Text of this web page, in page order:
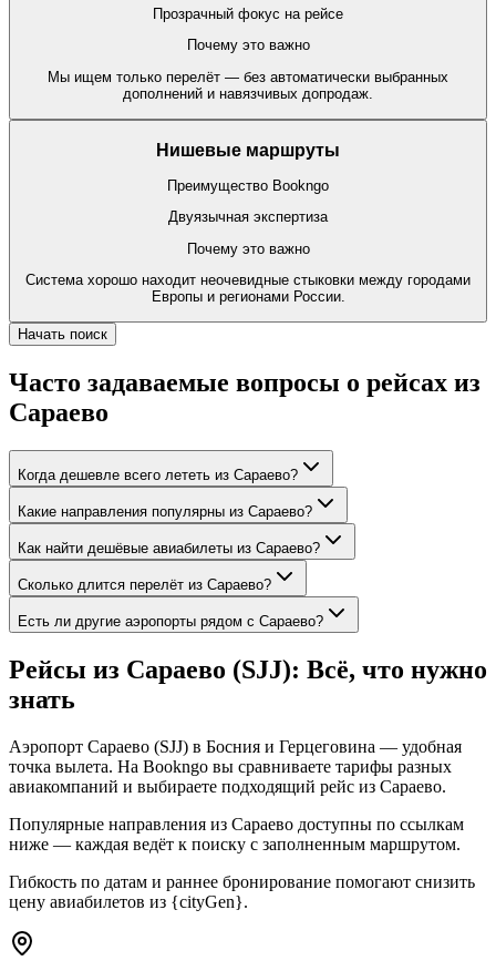
Прозрачный фокус на рейсе
Почему это важно
Мы ищем только перелёт — без автоматически выбранных
дополнений и навязчивых допродаж.
Нишевые маршруты
Преимущество Bookngo
Двуязычная экспертиза
Почему это важно
Система хорошо находит неочевидные стыковки между городами
Европы и регионами России.
Начать поиск
Часто задаваемые вопросы о рейсах из
Сараево
Когда дешевле всего лететь из Сараево?
Какие направления популярны из Сараево?
Как найти дешёвые авиабилеты из Сараево?
Сколько длится перелёт из Сараево?
Есть ли другие аэропорты рядом с Сараево?
Рейсы из Сараево (SJJ): Всё, что нужно
знать
Аэропорт Сараево (SJJ) в Босния и Герцеговина — удобная
точка вылета. На Bookngo вы сравниваете тарифы разных
авиакомпаний и выбираете подходящий рейс из Сараево.
Популярные направления из Сараево доступны по ссылкам
ниже — каждая ведёт к поиску с заполненным маршрутом.
Гибкость по датам и раннее бронирование помогают снизить
цену авиабилетов из {cityGen}.